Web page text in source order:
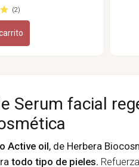
(2)
Serum facial
Active oil, de Herbera
todo tipo de pieles.